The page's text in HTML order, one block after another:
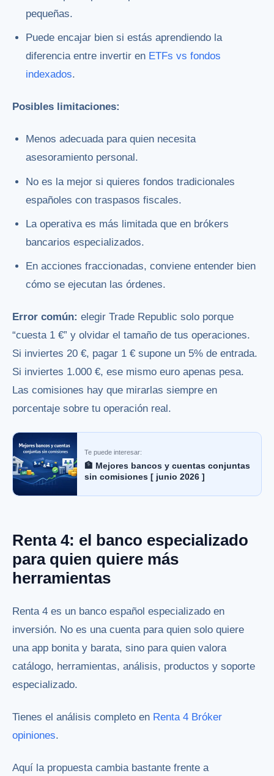
pequeñas.
Puede encajar bien si estás aprendiendo la
diferencia entre invertir en ETFs vs fondos
indexados.
Posibles limitaciones:
Menos adecuada para quien necesita
asesoramiento personal.
No es la mejor si quieres fondos tradicionales
españoles con traspasos fiscales.
La operativa es más limitada que en brókers
bancarios especializados.
En acciones fraccionadas, conviene entender bien
cómo se ejecutan las órdenes.
Error común: elegir Trade Republic solo porque
“cuesta 1 €” y olvidar el tamaño de tus operaciones.
Si inviertes 20 €, pagar 1 € supone un 5% de entrada.
Si inviertes 1.000 €, ese mismo euro apenas pesa.
Las comisiones hay que mirarlas siempre en
porcentaje sobre tu operación real.
Te puede interesar:
🏦 Mejores bancos y cuentas conjuntas
sin comisiones [ junio 2026 ]
Renta 4: el banco especializado
para quien quiere más
herramientas
Renta 4 es un banco español especializado en
inversión. No es una cuenta para quien solo quiere
una app bonita y barata, sino para quien valora
catálogo, herramientas, análisis, productos y soporte
especializado.
Tienes el análisis completo en Renta 4 Bróker
opiniones.
Aquí la propuesta cambia bastante frente a